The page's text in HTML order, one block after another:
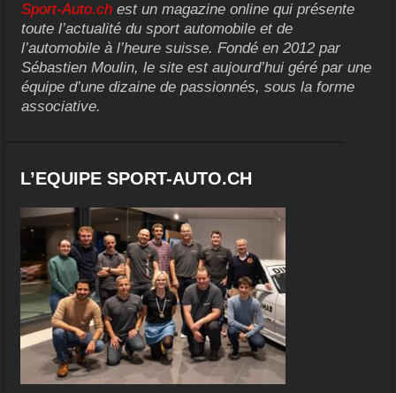
Sport-Auto.ch est un magazine online qui présente
toute l’actualité du sport automobile et de
l’automobile à l’heure suisse. Fondé en 2012 par
Sébastien Moulin, le site est aujourd’hui géré par une
équipe d’une dizaine de passionnés, sous la forme
associative.
L’EQUIPE SPORT-AUTO.CH